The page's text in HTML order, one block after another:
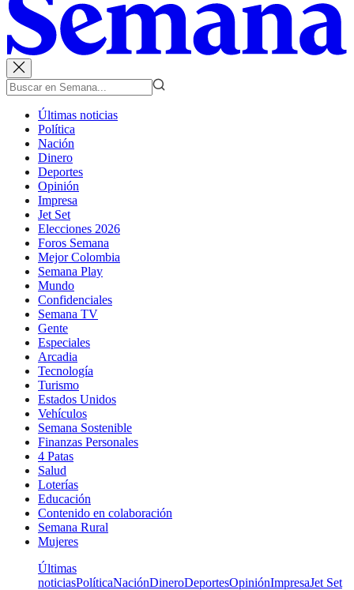
Últimas noticias
Política
Nación
Dinero
Deportes
Opinión
Impresa
Jet Set
Elecciones 2026
Foros Semana
Mejor Colombia
Semana Play
Mundo
Confidenciales
Semana TV
Gente
Especiales
Arcadia
Tecnología
Turismo
Estados Unidos
Vehículos
Semana Sostenible
Finanzas Personales
4 Patas
Salud
Loterías
Educación
Contenido en colaboración
Semana Rural
Mujeres
Últimas
noticiasPolíticaNaciónDineroDeportesOpiniónImpresaJet Set